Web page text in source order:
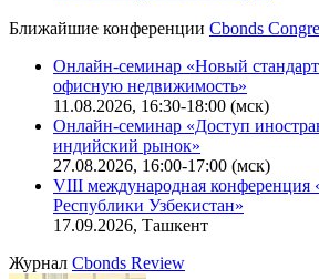
Ближайшие конференции Cbonds
Онлайн-семинар «Новый
офисную недвижимость»
11.08.2026, 16:30-18:00 (мск)
Онлайн-семинар «Доступ
индийский рынок»
27.08.2026, 16:00-17:00 (мск)
VIII международная конференция
Республики Узбекистан»
17.09.2026, Ташкент
Журнал Cbonds Review